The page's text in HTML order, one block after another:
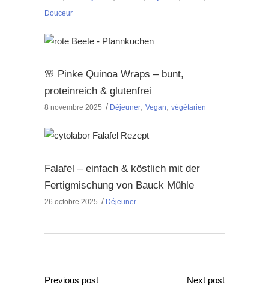
Douceur
🌸 Pinke Quinoa Wraps – bunt,
proteinreich & glutenfrei
8 novembre 2025 Déjeuner, Vegan, végétarien
Falafel – einfach & köstlich mit der
Fertigmischung von Bauck Mühle
26 octobre 2025 Déjeuner
Previous post Next post